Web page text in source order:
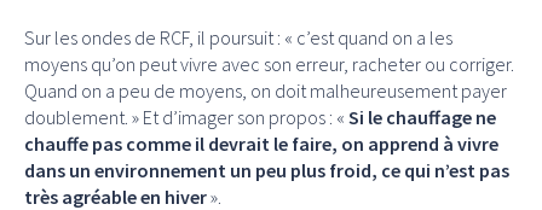
Sur les ondes de RCF, il poursuit : « c’est quand on a les
moyens qu’on peut vivre avec son erreur, racheter ou corriger.
Quand on a peu de moyens, on doit malheureusement payer
doublement. » Et d’imager son propos : « Si le chauffage ne
chauffe pas comme il devrait le faire, on apprend à vivre
dans un environnement un peu plus froid, ce qui n’est pas
très agréable en hiver».